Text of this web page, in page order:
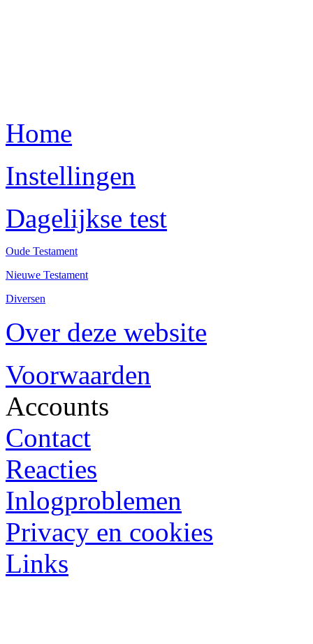
Home
Instellingen
Dagelijkse test
Oude Testament
Nieuwe Testament
Diversen
Over deze website
Voorwaarden
Accounts
Contact
Reacties
Inlogproblemen
Privacy en cookies
Links